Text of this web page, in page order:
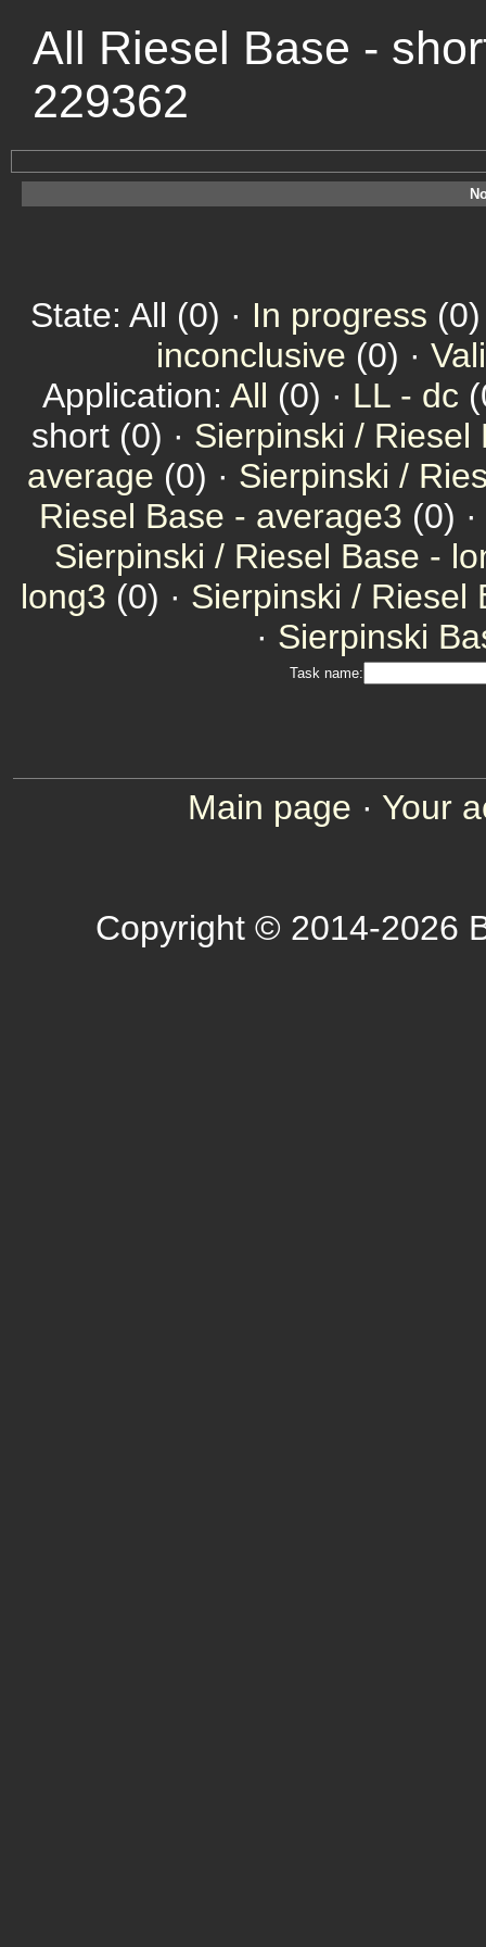
All Riesel Base -
229362
State: All (0) · In progress
inconclusive (0) ·
Application: All (0) · LL - dc
short (0) · Sierpinski / Riesel
average (0) · Sierpinski /
Riesel Base - average3 (0) ·
Sierpinski / Riesel Base -
long3 (0) · Sierpinski / Riesel
· Sierpinski
Task name:
Main page · Your
Copyright © 2014-2026